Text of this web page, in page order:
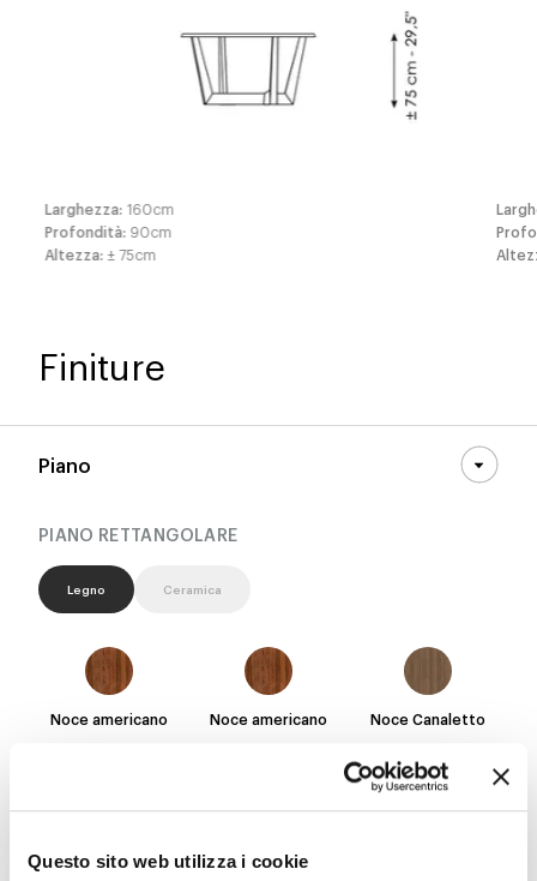
Questo sito web utilizza i cookie
Larghezza: 160cm
Profondità: 90cm
Altezza: ± 75cm
Finiture
Piano
PIANO RETTANGOLARE
Legno Ceramica
Noce americano Noce americano Noce Canaletto
naturale
naturale